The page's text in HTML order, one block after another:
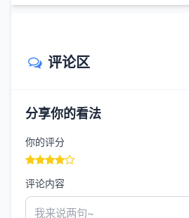
评论区
分享你的看法
你的评分
评论内容